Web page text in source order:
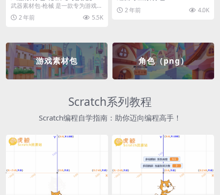
武器素材包-枪械 是一款专为游戏开
发者和创作者设计的素材包，包含
多种高质量的枪械...
2 年前 5.5K
2 年前 4.0K
游戏素材包 角色（png）
Scratch系列教程
Scratch编程自学指南：助你迈向编程高手！